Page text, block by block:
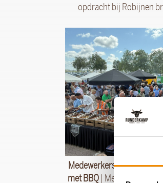
opdracht bij Robijnen
Medewerkers
met BBQ| Medewerkers